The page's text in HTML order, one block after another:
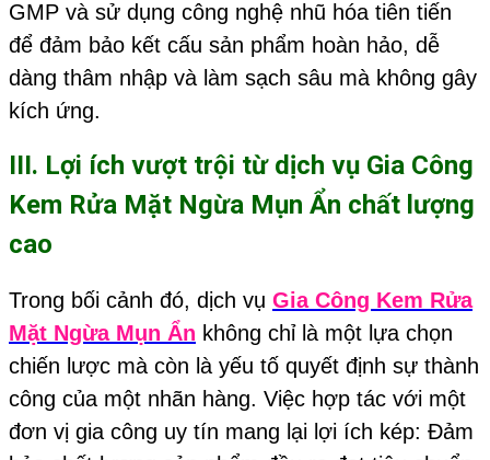
GMP và sử dụng công nghệ nhũ hóa tiên tiến
để đảm bảo kết cấu sản phẩm hoàn hảo, dễ
dàng thâm nhập và làm sạch sâu mà không gây
kích ứng.
III. Lợi ích vượt trội từ dịch vụ Gia Công
Kem Rửa Mặt Ngừa Mụn Ẩn chất lượng
cao
Trong bối cảnh đó, dịch vụ Gia Công Kem Rửa
Mặt Ngừa Mụn Ẩn không chỉ là một lựa chọn
chiến lược mà còn là yếu tố quyết định sự thành
công của một nhãn hàng. Việc hợp tác với một
đơn vị gia công uy tín mang lại lợi ích kép: Đảm